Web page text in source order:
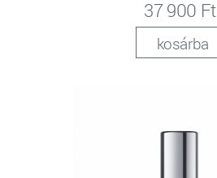
37 900 Ft
kosárba